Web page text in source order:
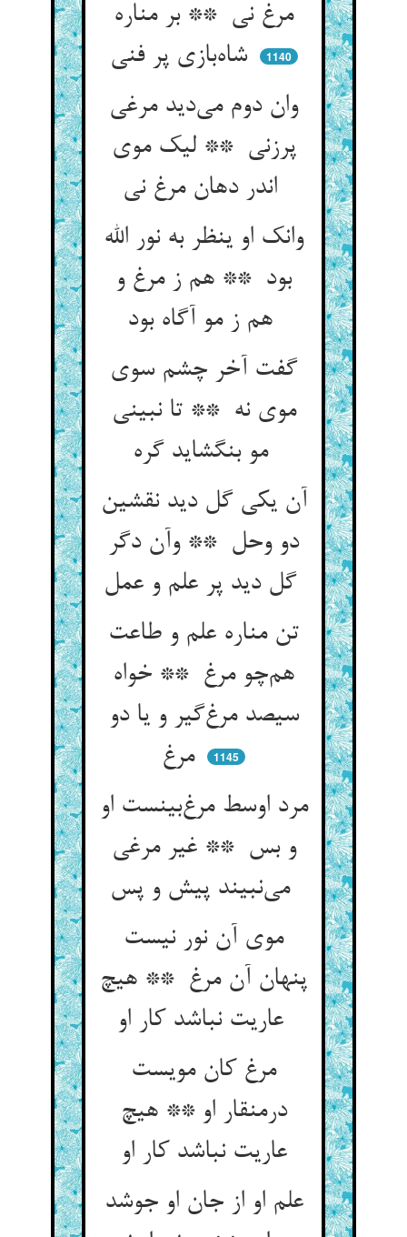
مرغ نی ** بر مناره
شاه‌بازی پر فنی
1140
وان دوم می‌دید مرغی
پرزنی ** لیک موی
وانک او ینظر به نور الله
بود ** هم ز مرغ و
گفت آخر چشم سوی
موی نه ** تا نبینی
مو بنگشاید گره
آن یکی گل دید نقشین
دو وحل ** وآن دگر
گل دید پر علم و عمل
تن مناره علم و طاعت
هم‌چو مرغ ** خواه
سیصد مرغ‌گیر و یا دو
مرغ
1145
مرد اوسط مرغ‌بینست او
و بس ** غیر مرغی
می‌نبیند پیش و پس
موی آن نور نیست
پنهان آن مرغ ** هیچ
عاریت نباشد کار او
مرغ کان مویست
درمنقار او ** هیچ
عاریت نباشد کار او
علم او از جان او جوشد